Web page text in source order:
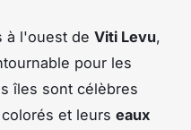
à l'ouest de Viti Levu,
pour les
îles sont célèbres
colorés et leurs eaux